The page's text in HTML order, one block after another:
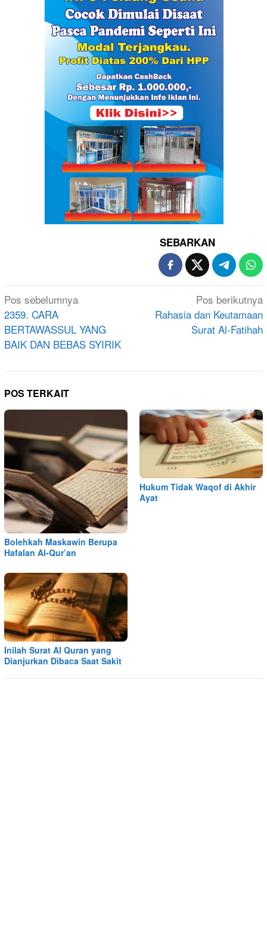
SEBARKAN
Navigasi
pos
Pos sebelumnya
2359. CARA
BERTAWASSUL YANG
BAIK DAN BEBAS SYIRIK
Pos berikutnya
Rahasia dan Keutamaan
Surat Al-Fatihah
POS TERKAIT
Bolehkah Maskawin Berupa
Hafalan Al-Qur’an
Hukum Tidak Waqof di Akhir
Ayat
Inilah Surat Al Quran yang
Dianjurkan Dibaca Saat Sakit